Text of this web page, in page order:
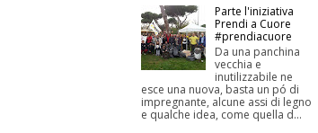
Parte l'iniziativa
Prendi a Cuore
#prendiacuore
Da una panchina
vecchia e
inutilizzabile ne
esce una nuova, basta un pó di
impregnante, alcune assi di legno
e qualche idea, come quella d...